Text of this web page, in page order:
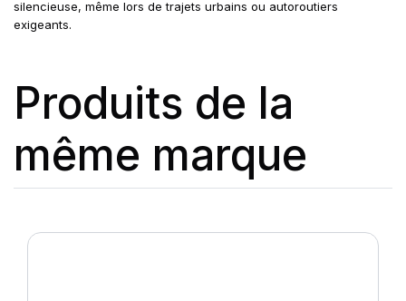
silencieuse, même lors de trajets urbains ou autoroutiers
exigeants.
Produits de la
même marque